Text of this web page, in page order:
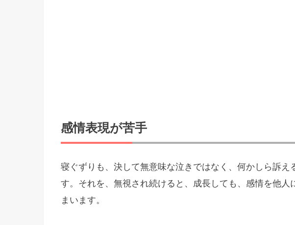
感情表現が苦手
寝ぐずりも、決して無意味な泣きではなく、何かしら訴え
す。それを、無視され続けると、成長しても、感情を他人
まいます。